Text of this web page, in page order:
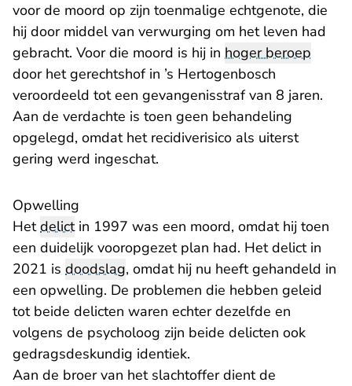
voor de moord op zijn toenmalige echtgenote, die
hij door middel van verwurging om het leven had
gebracht. Voor die moord is hij in hoger beroep
door het gerechtshof in ’s Hertogenbosch
veroordeeld tot een gevangenisstraf van 8 jaren.
Aan de verdachte is toen geen behandeling
opgelegd, omdat het recidiverisico als uiterst
gering werd ingeschat.
Opwelling
Hetdelictin 1997 was een moord, omdat hij toen
een duidelijk vooropgezet plan had. Het delict in
2021 is doodslag, omdat hij nu heeft gehandeld in
een opwelling. De problemen die hebben geleid
tot beide delicten waren echter dezelfde en
volgens de psycholoog zijn beide delicten ook
gedragsdeskundig identiek.
Aan de broer van het slachtoffer dient de